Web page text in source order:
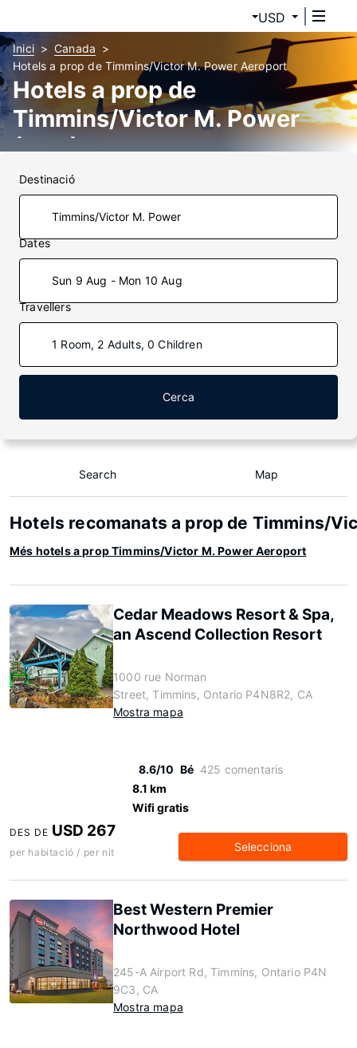
USD
Inici
Canada
Hotels a prop de Timmins/Victor M. Power Aeroport
Hotels a prop de
Timmins/Victor M. Power
(YTS)
Destinació
Dates
Sun 9 Aug - Mon 10 Aug
Travellers
1 Room, 2 Adults, 0 Children
Cerca
Search Map
Hotels recomanats a prop de Timmins/
Més hotels a prop Timmins/Victor M. Power Aeroport
Cedar Meadows Resort & Spa,
an Ascend Collection Resort
1000 rue Norman
Street, Timmins, Ontario P4N8R2, CA
Mostra mapa
8.6/10 Bé 425 comentaris
8.1 km
Wifi gratis
DES DE USD 267
per habitació / per nit Selecciona
Best Western Premier
Northwood Hotel
245-A Airport Rd, Timmins, Ontario P4N
9C3, CA
Mostra mapa